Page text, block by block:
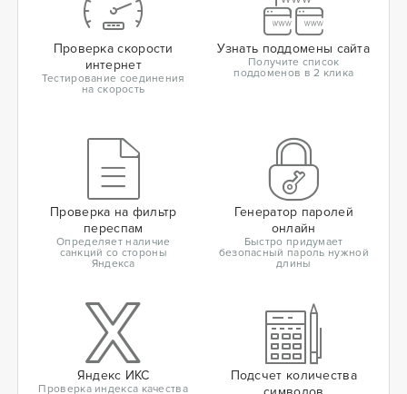
Проверка скорости
интернет
Тестирование соединения
на скорость
Узнать поддомены сайта
Получите список
поддоменов в 2 клика
Проверка на фильтр
переспам
Определяет наличие
санкций со стороны
Яндекса
Генератор паролей
онлайн
Быстро придумает
безопасный пароль нужной
длины
Яндекс ИКС
Проверка индекса качества
Подсчет количества